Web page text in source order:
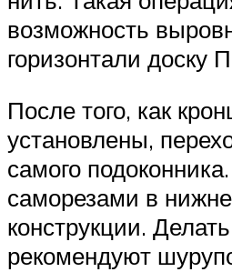
возможность
горизонтали доску
После того, как
установлены,
самого
саморезами в
конструкции.
рекомендуют